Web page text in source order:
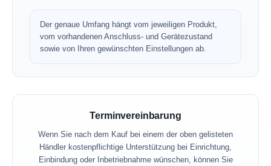
Der genaue Umfang hängt vom jeweiligen Produkt,
vom vorhandenen Anschluss- und Gerätezustand
sowie von Ihren gewünschten Einstellungen ab.
Terminvereinbarung
Wenn Sie nach dem Kauf bei einem der oben gelisteten
Händler kostenpflichtige Unterstützung bei Einrichtung,
Einbindung oder Inbetriebnahme wünschen, können Sie